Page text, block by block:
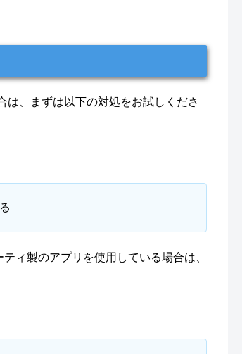
は、まずは以下の対処をお試しくださ
ィ製のアプリを使用している場合は、